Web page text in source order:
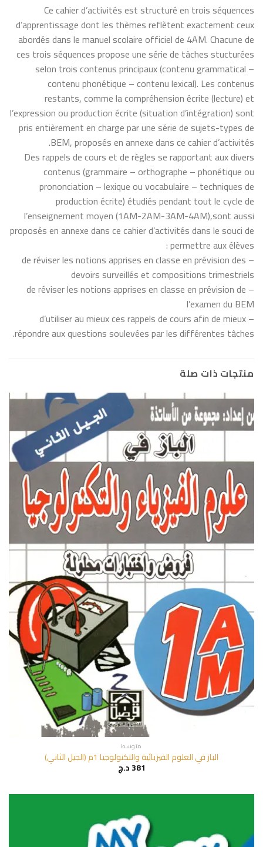
Ce cahier d’activités est structuré en trois séquences
d’apprentissage dont les thèmes reflètent exactement ceux
abordés dans le manuel scolaire officiel de 4AM. Chacune de
ces trois séquences propose une série de tâches stucturées
selon trois contenus principaux (contenu grammatical –
contenu phonétique – contenu lexical). Les contenus
restants, comme la compréhension écrite (lecture) et
l’expression ou production écrite (situation d’intégration) sont
pris entièrement en charge par une série de sujets-types de
BEM, proposés en annexe dans ce cahier d’activités.
Des rappels de cours et de règles se rapportant aux divers
contenus (grammaire – orthographe – phonétique ou
prononciation – lexique ou vocabulaire – techniques de
production écrite) étudiés pendant tout le cycle de
l’enseignement moyen (1AM-2AM-3AM-4AM),sont aussi
proposés en annexe dans ce cahier d’activités dans le souci de
permettre aux élèves :
– de réviser les notions apprises en classe en prévision des
devoirs surveillés et compositions trimestriels
– de réviser les notions apprises en classe en prévision de
l’examen du BEM
– d’utiliser au mieux ces rappels de cours afin de mieux
répondre aux questions soulevées par les différentes tâches.
منتجات ذات صلة
متوسط
الباز في العلوم الفيزيائية والتكنولوجيا 1م (الجيل الثاني)
381د.ج